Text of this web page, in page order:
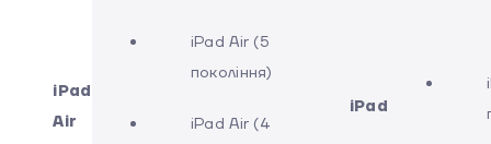
iPad
Air
iPad Air (5
покоління)
iPad Air (4
iPad